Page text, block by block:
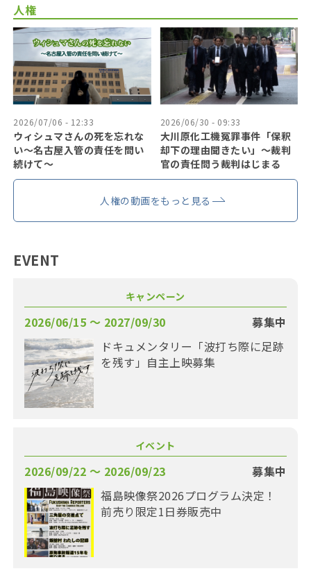
人権
2026/07/06 - 12:33
ウィシュマさんの死を忘れな
い〜名古屋入管の責任を問い
続けて〜
2026/06/30 - 09:33
大川原化工機冤罪事件「保釈
却下の理由聞きたい」〜裁判
官の責任問う裁判はじまる
人権の動画をもっと見る
EVENT
キャンペーン
2026/06/15 〜 2027/09/30
募集中
ドキュメンタリー「波打ち際に足跡
を残す」自主上映募集
イベント
2026/09/22 〜 2026/09/23
募集中
福島映像祭2026プログラム決定！
前売り限定1日券販売中